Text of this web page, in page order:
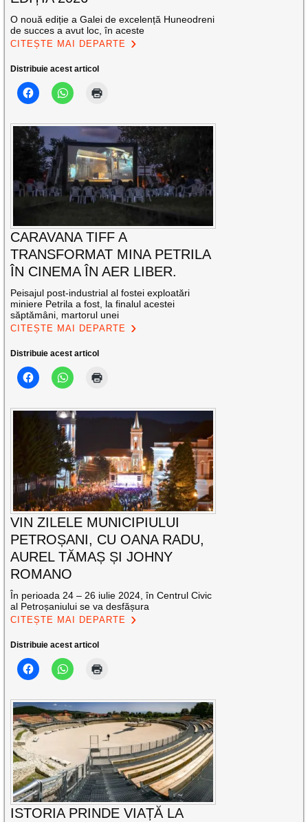
O nouă ediție a Galei de excelență Huneodreni
de succes a avut loc, în aceste
CITEȘTE MAI DEPARTE
Distribuie acest articol
CARAVANA TIFF A
TRANSFORMAT MINA PETRILA
ÎN CINEMA ÎN AER LIBER.
Peisajul post-industrial al fostei exploatări
miniere Petrila a fost, la finalul acestei
săptămâni, martorul unei
CITEȘTE MAI DEPARTE
Distribuie acest articol
VIN ZILELE MUNICIPIULUI
PETROȘANI, CU OANA RADU,
AUREL TĂMAȘ ȘI JOHNY
ROMANO
În perioada 24 – 26 iulie 2024, în Centrul Civic
al Petroșaniului se va desfășura
CITEȘTE MAI DEPARTE
Distribuie acest articol
ISTORIA PRINDE VIAȚĂ LA